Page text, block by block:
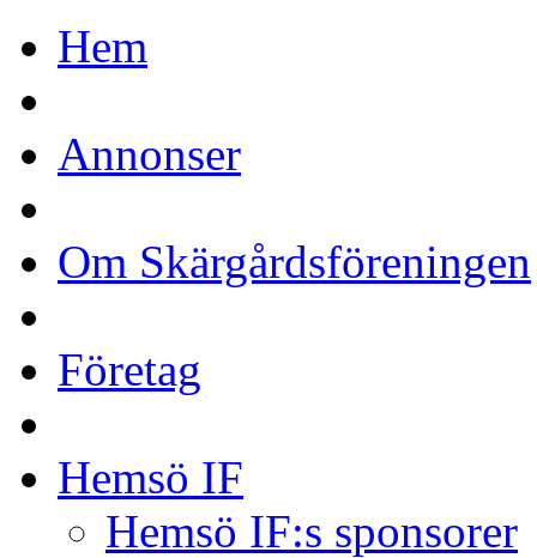
Hem
Annonser
Om Skärgårdsföreningen
Företag
Hemsö IF
Hemsö IF:s sponsorer